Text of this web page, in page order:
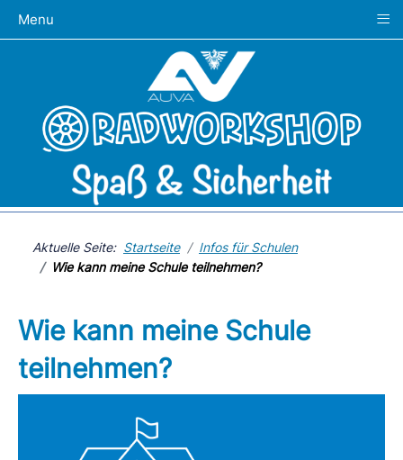
Aktuelle Seite: Startseite
Infos für Schulen
Wie kann meine Schule teilnehmen?
Wie kann meine Schule
teilnehmen?
Menu ≡